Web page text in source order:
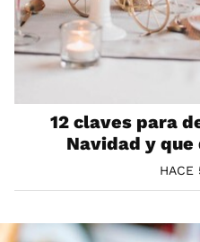
12 claves para
Navidad y
HACE